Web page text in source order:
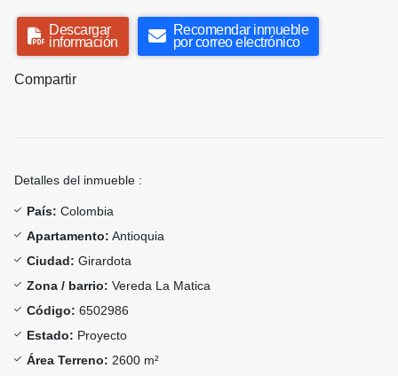
Descargar
información
Recomendar inmueble
por correo electrónico
Compartir
Detalles del inmueble :
País: Colombia
Apartamento: Antioquia
Ciudad: Girardota
Zona / barrio: Vereda La Matica
Código: 6502986
Estado: Proyecto
Área Terreno: 2600 m²